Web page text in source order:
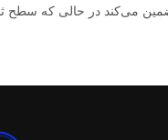
می‌کند در حالی که سطح